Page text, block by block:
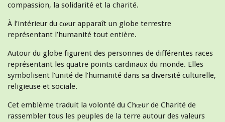
compassion, la solidarité et la charité.
À l’intérieur du cœur apparaît un globe terrestre
représentant l’humanité tout entière.
Autour du globe figurent des personnes de différentes races
représentant les quatre points cardinaux du monde. Elles
symbolisent l’unité de l’humanité dans sa diversité culturelle,
religieuse et sociale.
Cet emblème traduit la volonté du Chœur de Charité de
rassembler tous les peuples de la terre autour des valeurs